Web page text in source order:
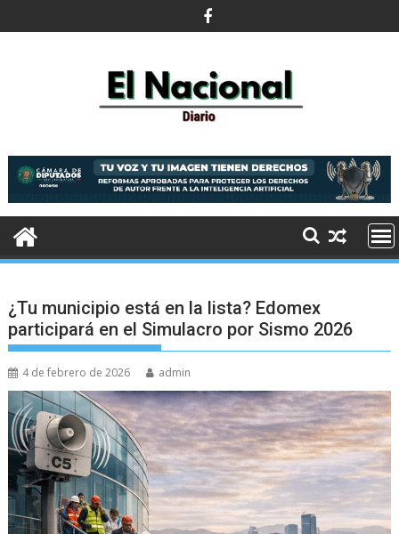
al
¿Tu municipio está en la lista? Edomex
participará en el Simulacro por Sismo 2026
4 de febrero de 2026 admin